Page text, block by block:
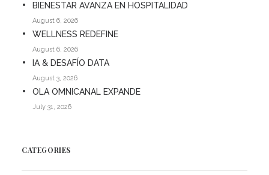
BIENESTAR AVANZA EN HOSPITALIDAD
August 6, 2026
WELLNESS REDEFINE
August 6, 2026
IA & DESAFÍO DATA
August 3, 2026
OLA OMNICANAL EXPANDE
July 31, 2026
CATEGORIES